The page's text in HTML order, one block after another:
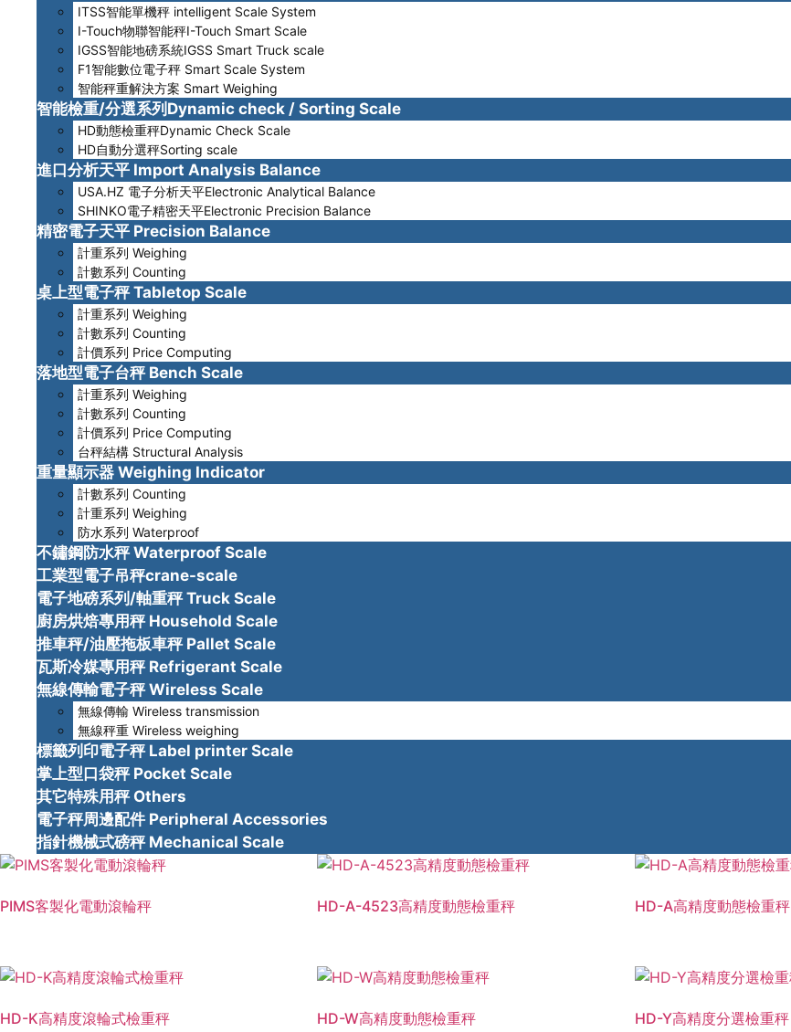
ITSS智能單機秤 intelligent Scale System
I-Touch物聯智能秤I-Touch Smart Scale
IGSS智能地磅系統IGSS Smart Truck scale
F1智能數位電子秤 Smart Scale System
智能秤重解決方案 Smart Weighing
智能檢重/分選系列Dynamic check / Sorting Scale
HD動態檢重秤Dynamic Check Scale
HD自動分選秤Sorting scale
進口分析天平 Import Analysis Balance
USA.HZ 電子分析天平Electronic Analytical Balance
SHINKO電子精密天平Electronic Precision Balance
精密電子天平 Precision Balance
計重系列 Weighing
計數系列 Counting
桌上型電子秤 Tabletop Scale
計重系列 Weighing
計數系列 Counting
計價系列 Price Computing
落地型電子台秤 Bench Scale
計重系列 Weighing
計數系列 Counting
計價系列 Price Computing
台秤結構 Structural Analysis
重量顯示器 Weighing Indicator
計數系列 Counting
計重系列 Weighing
防水系列 Waterproof
不鏽鋼防水秤 Waterproof Scale
工業型電子吊秤crane-scale
電子地磅系列/軸重秤 Truck Scale
廚房烘焙專用秤 Household Scale
推車秤/油壓拖板車秤 Pallet Scale
瓦斯冷媒專用秤 Refrigerant Scale
無線傳輸電子秤 Wireless Scale
無線傳輸 Wireless transmission
無線秤重 Wireless weighing
標籤列印電子秤 Label printer Scale
掌上型口袋秤 Pocket Scale
其它特殊用秤 Others
電子秤周邊配件 Peripheral Accessories
指針機械式磅秤 Mechanical Scale
PIMS客製化電動滾輪秤 HD-A-4523高精度動態檢重秤 HD-A高精度動態檢重秤
HD-K高精度滾輪式檢重秤 HD-W高精度動態檢重秤 HD-Y高精度分選檢重秤